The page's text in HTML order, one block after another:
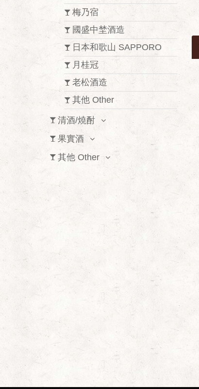
梅乃宿
國盛中埜酒造
日本和歌山 SAPPORO
月桂冠
老松酒造
其他 Other
清酒/燒酎
果實酒
其他 Other